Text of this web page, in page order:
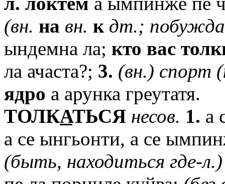
(вн. на вн. к дт.;
ындемна ла; кто вас
ла ачаста?; 3. (вн.) спорт
ядро а арунка греутатя.
TОЛКАТЬСЯ несов. 1. а
а се ынгьонти, а се
(быть, находиться где-л.)